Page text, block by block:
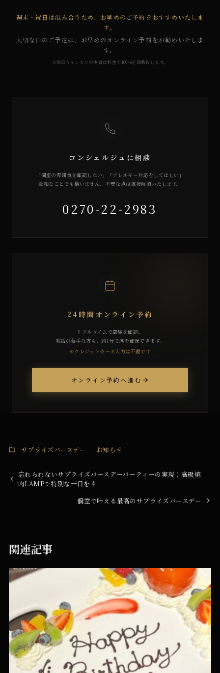
週末・祝日は混み合うため、お早めのご予約をおすすめいたしま
す。
大切な日のご予定は、お早めのオンライン予約をお勧めいたしま
す。
※当日キャンセルの場合は料金の100%を頂戴致します。
コンシェルジュに相談
「個室の雰囲気を確認したい」「アレルギー対応をしてほしい」
些細なことでも構いません。不安な点は直接解消いたします。
0270-22-2983
24時間オンライン予約
リアルタイムで空席を確認。
電話が苦手な方も、約1分で席を確保できます。
※クレジットカード入力は不要です
オンライン予約へ進む
サプライズバースデー お知らせ
忘れられないサプライズバースデーパーティーの実現：高級焼
肉LAMPで特別な一日を⁑
個室で叶える最高のサプライズバースデー
関連記事